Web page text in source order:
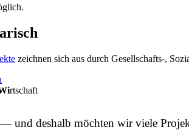
zeichnen sich aus durch Gesellschafts-,
rtschaft
und deshalb möchten wir viele